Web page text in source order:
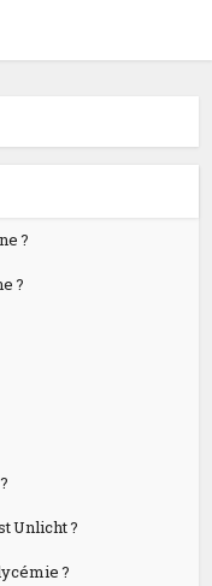
?
?
Unlicht ?
?